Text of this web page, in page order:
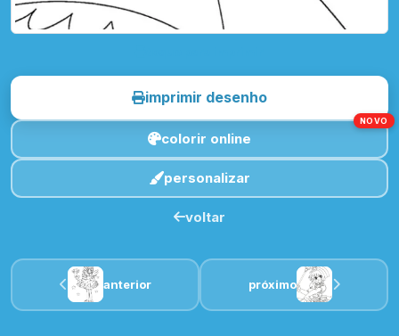
imprimir desenho
colorir online
NOVO
personalizar
voltar
anterior próximo